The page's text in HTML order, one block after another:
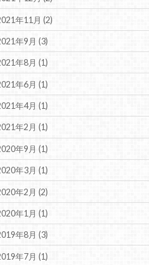
年11月 (2)
年9月 (3)
年8月 (1)
年6月 (1)
年4月 (1)
年2月 (1)
年9月 (1)
年3月 (1)
年2月 (2)
年1月 (1)
年8月 (3)
年7月 (1)